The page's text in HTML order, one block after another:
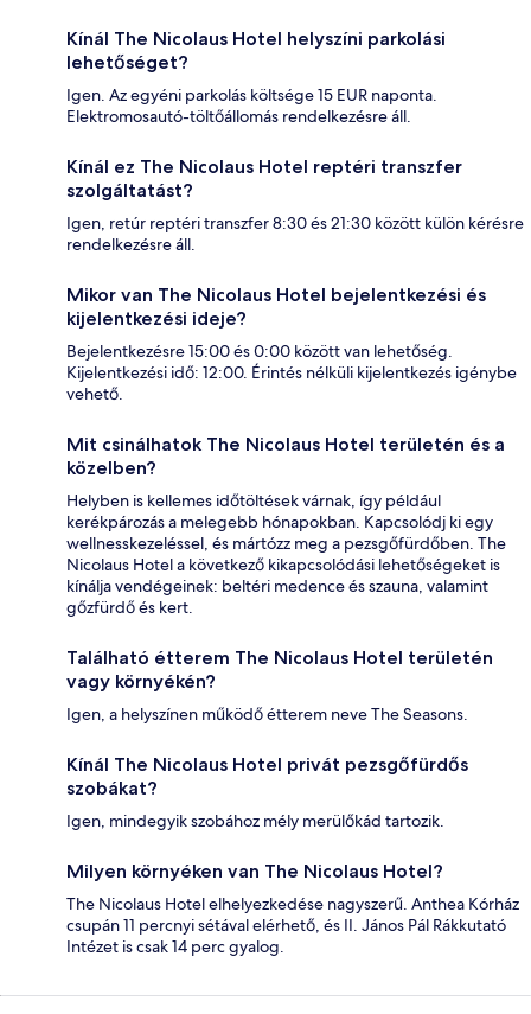
Kínál The Nicolaus Hotel helyszíni parkolási
lehetőséget?
Igen. Az egyéni parkolás költsége 15 EUR naponta.
Elektromosautó-töltőállomás rendelkezésre áll.
Kínál ez The Nicolaus Hotel reptéri transzfer
szolgáltatást?
Igen, retúr reptéri transzfer 8:30 és 21:30 között külön kérésre
rendelkezésre áll.
Mikor van The Nicolaus Hotel bejelentkezési és
kijelentkezési ideje?
Bejelentkezésre 15:00 és 0:00 között van lehetőség.
Kijelentkezési idő: 12:00. Érintés nélküli kijelentkezés igénybe
vehető.
Mit csinálhatok The Nicolaus Hotel területén és a
közelben?
Helyben is kellemes időtöltések várnak, így például
kerékpározás a melegebb hónapokban. Kapcsolódj ki egy
wellnesskezeléssel, és mártózz meg a pezsgőfürdőben. The
Nicolaus Hotel a következő kikapcsolódási lehetőségeket is
kínálja vendégeinek: beltéri medence és szauna, valamint
gőzfürdő és kert.
Található étterem The Nicolaus Hotel területén
vagy környékén?
Igen, a helyszínen működő étterem neve The Seasons.
Kínál The Nicolaus Hotel privát pezsgőfürdős
szobákat?
Igen, mindegyik szobához mély merülőkád tartozik.
Milyen környéken van The Nicolaus Hotel?
The Nicolaus Hotel elhelyezkedése nagyszerű. Anthea Kórház
csupán 11 percnyi sétával elérhető, és II. János Pál Rákkutató
Intézet is csak 14 perc gyalog.